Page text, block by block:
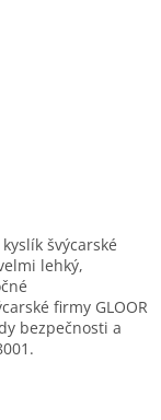
švýcarské
lehký,
firmy GLOOR
bezpečnosti a